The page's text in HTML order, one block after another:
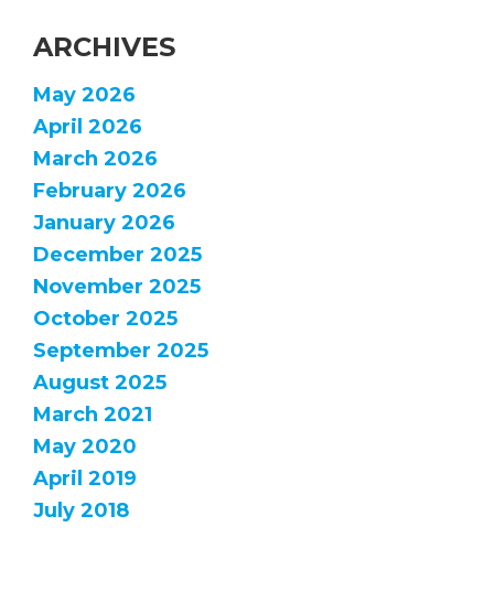
ARCHIVES
May 2026
April 2026
March 2026
February 2026
January 2026
December 2025
November 2025
October 2025
September 2025
August 2025
March 2021
May 2020
April 2019
July 2018